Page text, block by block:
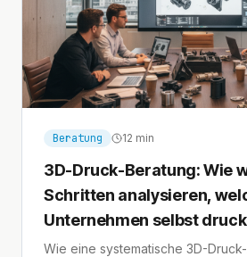
Beratung 12 min
3D-Druck-Beratung: Wie
Schritten analysieren,
Unternehmen selbst
Wie eine systematische 3D-